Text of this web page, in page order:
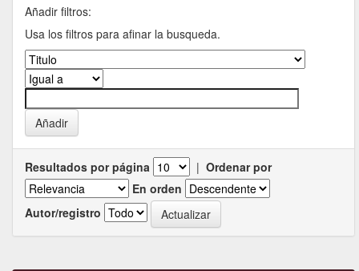
Añadir filtros:
Usa los filtros para afinar la busqueda.
Resultados por página | Ordenar por
En orden
Autor/registro